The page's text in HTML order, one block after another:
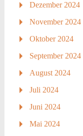
Dezember 2024
November 2024
Oktober 2024
September 2024
August 2024
Juli 2024
Juni 2024
Mai 2024